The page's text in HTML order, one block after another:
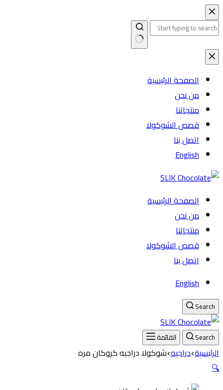
التجاوز
إلى
المحتوى
لا
نتائج الصفحة الرئيسية
من نحن
منتجاتنا
قصص الشوكولا
اتصل بنا
English
الصفحة الرئيسية
من نحن
منتجاتنا
قصص الشوكولا
اتصل بنا
English
Search
Search القائمة
الرئيسية دراجيه شوكولا دراجيه كروكان مره
🔍